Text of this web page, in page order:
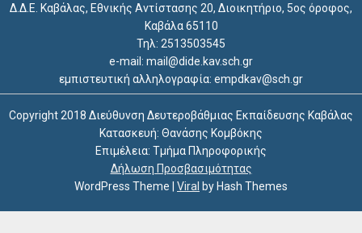
Δ.Δ.Ε. Καβάλας, Εθνικής Αντίστασης 20, Διοικητήριο, 5ος όροφος,
Καβάλα 65110
Τηλ: 2513503545
e-mail: mail@dide.kav.sch.gr
εμπιστευτική αλληλογραφία: empdkav@sch.gr
Copyright 2018 Διεύθυνση Δευτεροβάθμιας Εκπαίδευσης Καβάλας
Κατασκευή: Θανάσης Κομβόκης
Επιμέλεια: Τμήμα Πληροφορικής
Δήλωση Προσβασιμότητας
WordPress Theme
Viral by Hash Themes